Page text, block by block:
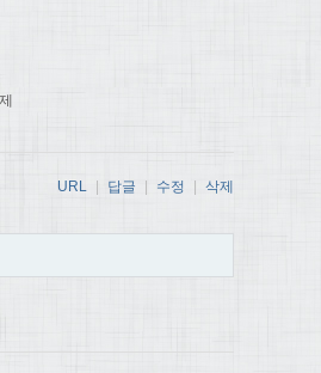
URL | 답글 | 수정 | 삭제